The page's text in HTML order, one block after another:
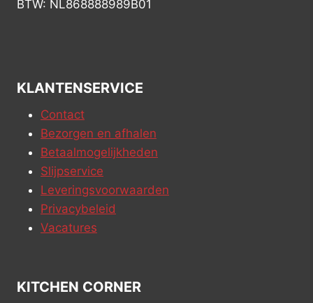
BTW: NL868888989B01
KLANTENSERVICE
Contact
Bezorgen en afhalen
Betaalmogelijkheden
Slijpservice
Leveringsvoorwaarden
Privacybeleid
Vacatures
KITCHEN CORNER